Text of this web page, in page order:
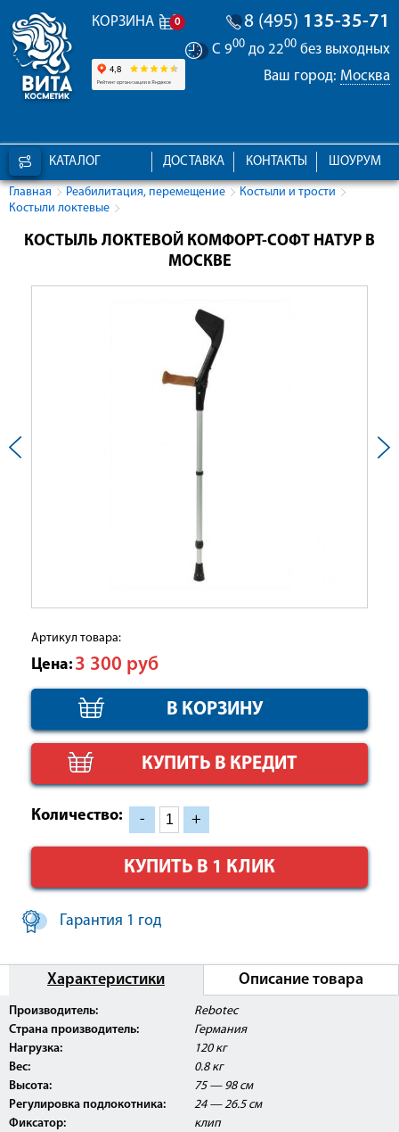
КОРЗИНА 0 8 (495) 135-35-71
С 900 до 2200 без выходных
Ваш город: Москва
КАТАЛОГ ШОУРУМ
КОНТАКТЫ
ДОСТАВКА
Главная Реабилитация, перемещение
Костыли и трости
Костыли локтевые
КОСТЫЛЬ ЛОКТЕВОЙ КОМФОРТ-СОФТ НАТУР В
МОСКВЕ
Артикул товара:
Цена: 3 300 руб
КУПИТЬ В КРЕДИТ
Количество: - +
КУПИТЬ В 1 КЛИК
Гарантия 1 год
Характеристики Описание товара
Производитель:
Rebotec
Страна производитель:
Германия
Нагрузка:
120 кг
Вес:
0.8 кг
Высота:
75 — 98 см
Регулировка подлокотника:
24 — 26.5 см
Фиксатор:
клип
Данное изделие поставляется с
Регистрационным Удостоверением Росздравнадзора
РФ.